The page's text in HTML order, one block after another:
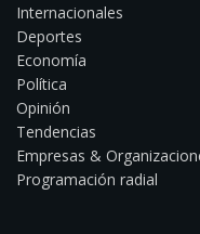
Internacionales
Deportes
Economía
Política
Opinión
Tendencias
Empresas &
Programación radial